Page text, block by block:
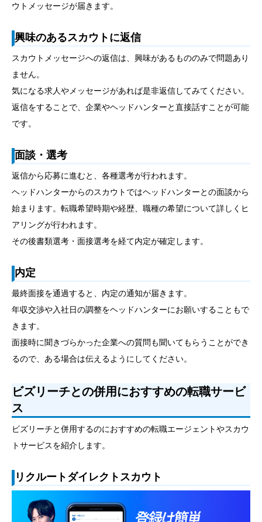
ウトメッセージが届きます。
興味のあるスカウトに返信
スカウトメッセージへの返信は、興味があるもののみで問題あり
ません。
気になる求人やメッセージがあれば是非返信してみてください。
返信をすることで、企業やヘッドハンターと直接話すことが可能
です。
面談・選考
返信から応募に進むと、各種選考が行われます。
ヘッドハンターからのスカウトではヘッドハンターとの面談から
始まります。転職希望時期や経歴、職種の希望について詳しくヒ
アリングが行われます。
その後書類選考・面接選考を経て内定が確定します。
内定
最終面接を通過すると、内定の通知が届きます。
年収交渉や入社日の調整をヘッドハンターにお願いすることもで
きます。
面接時に聞きづらかった企業への質問も聞いてもらうことができ
るので、ある場合は伝えるようにしてください。
ビズリーチとの併用におすすめの転職サービ
ス
ビズリーチと併用するのにおすすめの転職エージェントやスカウ
トサービスを紹介します。
リクルートダイレクトスカウト